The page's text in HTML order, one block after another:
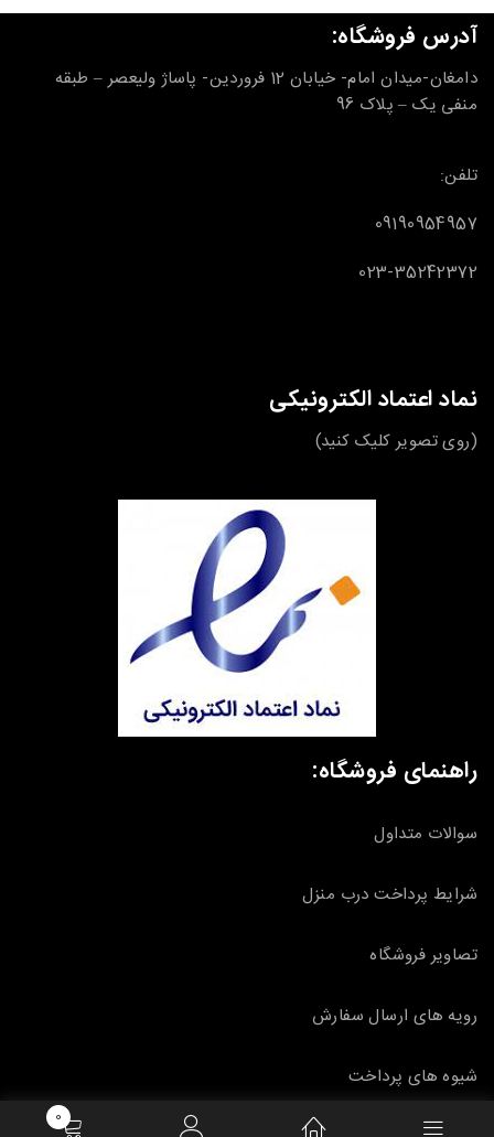
آدرس فروشگاه:
دامغان-میدان امام- خیابان 12 فروردین- پاساژ ولیعصر – طبقه
منفی یک – پلاک 96
تلفن:
09190954957
023-35242372
نماد اعتماد الکترونیکی
(روی تصویر کلیک کنید)
راهنمای فروشگاه:
سوالات متداول
شرایط پرداخت درب منزل
تصاویر فروشگاه
رویه های ارسال سفارش
شیوه های پرداخت
0